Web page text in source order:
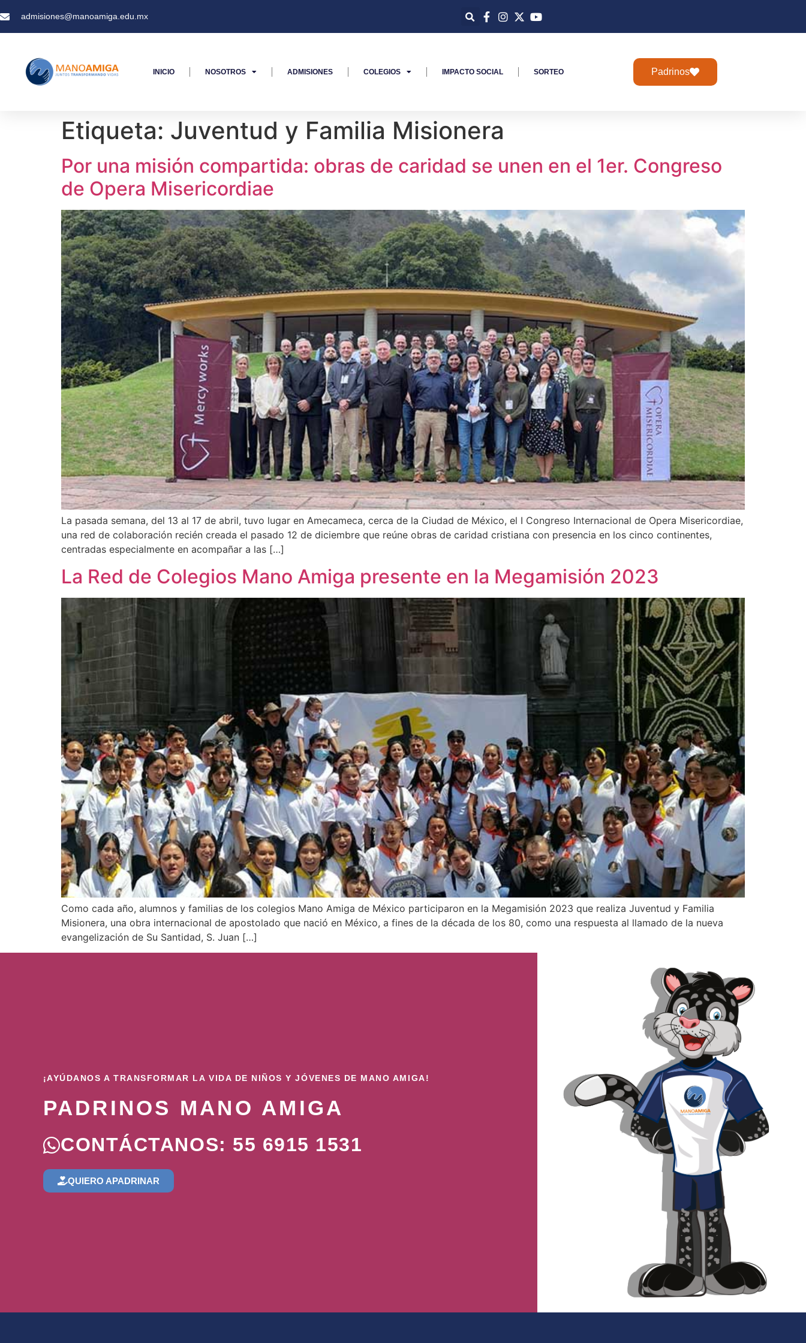
admisiones@manoamiga.edu.mx
INICIO NOSOTROS ADMISIONES COLEGIOS IMPACTO SOCIAL SORTEO Padrinos
Etiqueta: Juventud y Familia Misionera
Por una misión compartida: obras de caridad se unen en el 1er. Congreso
de Opera Misericordiae
La pasada semana, del 13 al 17 de abril, tuvo lugar en Amecameca, cerca de la Ciudad de México, el I Congreso Internacional de Opera Misericordiae,
una red de colaboración recién creada el pasado 12 de diciembre que reúne obras de caridad cristiana con presencia en los cinco continentes,
centradas especialmente en acompañar a las […]
La Red de Colegios Mano Amiga presente en la Megamisión 2023
Como cada año, alumnos y familias de los colegios Mano Amiga de México participaron en la Megamisión 2023 que realiza Juventud y Familia
Misionera, una obra internacional de apostolado que nació en México, a fines de la década de los 80, como una respuesta al llamado de la nueva
evangelización de Su Santidad, S. Juan […]
¡AYÚDANOS A TRANSFORMAR LA VIDA DE NIÑOS Y JÓVENES DE MANO AMIGA!
PADRINOS MANO AMIGA
CONTÁCTANOS: 55 6915 1531
QUIERO APADRINAR